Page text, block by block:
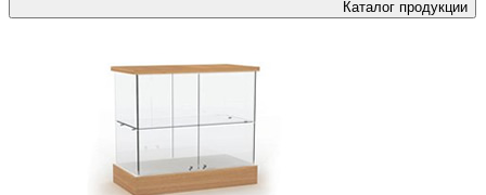
Каталог продукции